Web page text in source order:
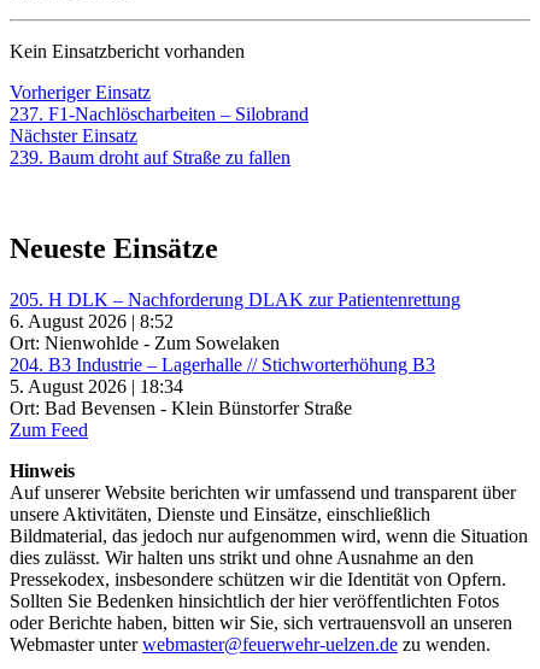
Kein Einsatzbericht vorhanden
Beitragsnavigation
Vorheriger EinsatzVorheriger
Einsatz:
237. F1-Nachlöscharbeiten – Silobrand
Nächster EinsatzNächster
Einsatz:
239. Baum droht auf Straße zu fallen
Neueste Einsätze
205. H DLK – Nachforderung DLAK zur Patientenrettung
6. August 2026 | 8:52
Ort: Nienwohlde - Zum Sowelaken
204. B3 Industrie – Lagerhalle // Stichworterhöhung B3
5. August 2026 | 18:34
Ort: Bad Bevensen - Klein Bünstorfer Straße
Zum Feed
Hinweis
Auf unserer Website berichten wir umfassend und transparent über
unsere Aktivitäten, Dienste und Einsätze, einschließlich
Bildmaterial, das jedoch nur aufgenommen wird, wenn die Situation
dies zulässt. Wir halten uns strikt und ohne Ausnahme an den
Pressekodex, insbesondere schützen wir die Identität von Opfern.
Sollten Sie Bedenken hinsichtlich der hier veröffentlichten Fotos
oder Berichte haben, bitten wir Sie, sich vertrauensvoll an unseren
Webmaster unterwebmaster@feuerwehr-uelzen.de zu wenden.